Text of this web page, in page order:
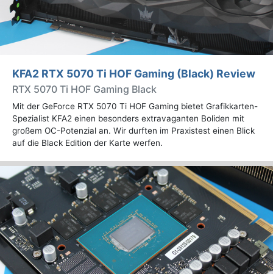
KFA2 RTX 5070 Ti HOF Gaming (Black) Review
RTX 5070 Ti HOF Gaming Black
Mit der GeForce RTX 5070 Ti HOF Gaming bietet Grafikkarten-
Spezialist KFA2 einen besonders extravaganten Boliden mit
großem OC-Potenzial an. Wir durften im Praxistest einen Blick
auf die Black Edition der Karte werfen.